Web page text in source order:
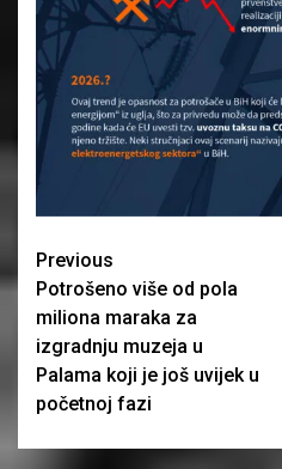
Continue
Reading
Previous
Potrošeno više od pola
miliona maraka za
izgradnju muzeja u
Palama koji je još uvijek u
početnoj fazi